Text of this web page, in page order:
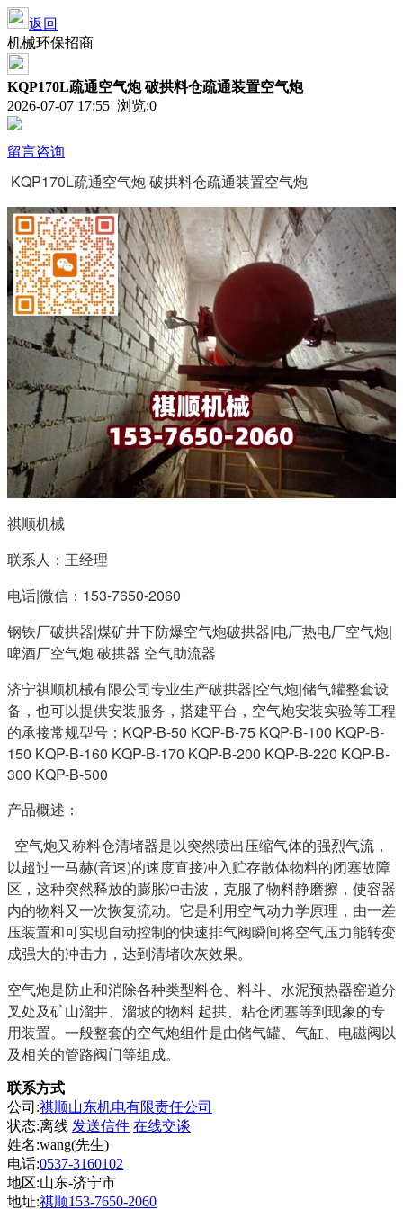
返回
机械环保招商
KQP170L疏通空气炮 破拱料仓疏通装置空气炮
2026-07-07 17:55 浏览:0
留言咨询
KQP170L疏通空气炮 破拱料仓疏通装置空气炮
祺顺机械
联系人：王经理
电话|微信：153-7650-2060
钢铁厂破拱器|煤矿井下防爆空气炮破拱器|电厂热电厂空气炮|
啤酒厂空气炮 破拱器 空气助流器
济宁祺顺机械有限公司专业生产破拱器|空气炮|储气罐整套设
备，也可以提供安装服务，搭建平台，空气炮安装实验等工程
的承接常规型号：KQP-B-50 KQP-B-75 KQP-B-100 KQP-B-
150 KQP-B-160 KQP-B-170 KQP-B-200 KQP-B-220 KQP-B-
300 KQP-B-500
产品概述：
空气炮又称料仓清堵器是以突然喷出压缩气体的强烈气流，
以超过一马赫(音速)的速度直接冲入贮存散体物料的闭塞故障
区，这种突然释放的膨胀冲击波，克服了物料静磨擦，使容器
内的物料又一次恢复流动。它是利用空气动力学原理，由一差
压装置和可实现自动控制的快速排气阀瞬间将空气压力能转变
成强大的冲击力，达到清堵吹灰效果。
空气炮是防止和消除各种类型料仓、料斗、水泥预热器窑道分
叉处及矿山溜井、溜坡的物料 起拱、粘仓闭塞等到现象的专
用装置。一般整套的空气炮组件是由储气罐、气缸、电磁阀以
及相关的管路阀门等组成。
联系方式
公司:祺顺山东机电有限责任公司
状态:离线 发送信件 在线交谈
姓名:wang(先生)
电话:0537-3160102
地区:山东-济宁市
地址:祺顺153-7650-2060